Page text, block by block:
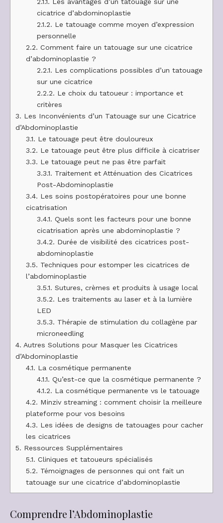
cicatrice d’abdominoplastie
2.1.2. Le tatouage comme moyen d’expression
personnelle
2.2. Comment faire un tatouage sur une cicatrice
d’abdominoplastie ?
2.2.1. Les complications possibles d’un tatouage
sur une cicatrice
2.2.2. Le choix du tatoueur : importance et
critères
3. Les Inconvénients d’un Tatouage sur une Cicatrice
d’Abdominoplastie
3.1. Le tatouage peut être douloureux
3.2. Le tatouage peut être plus difficile à cicatriser
3.3. Le tatouage peut ne pas être parfait
3.3.1. Traitement et Atténuation des Cicatrices
Post-Abdominoplastie
3.4. Les soins postopératoires pour une bonne
cicatrisation
3.4.1. Quels sont les facteurs pour une bonne
cicatrisation après une abdominoplastie ?
3.4.2. Durée de visibilité des cicatrices post-
abdominoplastie
3.5. Techniques pour estomper les cicatrices de
l’abdominoplastie
3.5.1. Sutures, crèmes et produits à usage local
3.5.2. Les traitements au laser et à la lumière
LED
3.5.3. Thérapie de stimulation du collagène par
microneedling
4. Autres Solutions pour Masquer les Cicatrices
d’Abdominoplastie
4.1. La cosmétique permanente
4.1.1. Qu’est-ce que la cosmétique permanente ?
4.1.2. La cosmétique permanente vs le tatouage
4.2. Minziv streaming : comment choisir la meilleure
plateforme pour vos besoins
4.3. Les idées de designs de tatouages pour cacher
les cicatrices
5. Ressources Supplémentaires
5.1. Cliniques et tatoueurs spécialisés
5.2. Témoignages de personnes qui ont fait un
tatouage sur une cicatrice d’abdominoplastie
Comprendre l’Abdominoplastie